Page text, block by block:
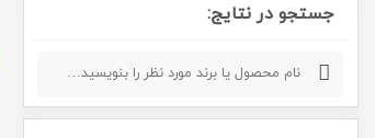
جستجو در نتایج: